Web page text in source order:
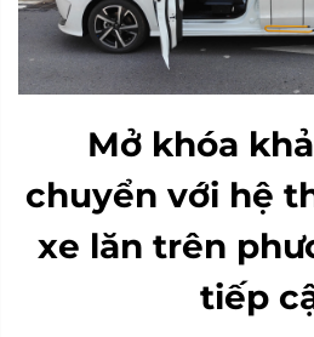
Mở khóa
chuyển với hệ
xe lăn trên
tiếp